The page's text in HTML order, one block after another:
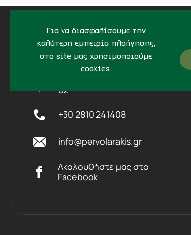
Για να διασφαλίσουμε την
καλύτερη εμπειρία πλοήγησης,
στο site μας χρησιμοποιούμε
cookies.
ΔΙΕΥΘΥΝΣΗ
02
+30 2810 241408
info@pervolarakis.gr
Ακολουθήστε μας στο
Facebook